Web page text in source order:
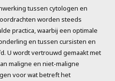
tussen cytologen en
worden steeds
practica, waarbij een optimale
en tussen cursisten en
U wordt vertrouwd gemaakt met
maligne en niet-maligne
voor wat betreft het